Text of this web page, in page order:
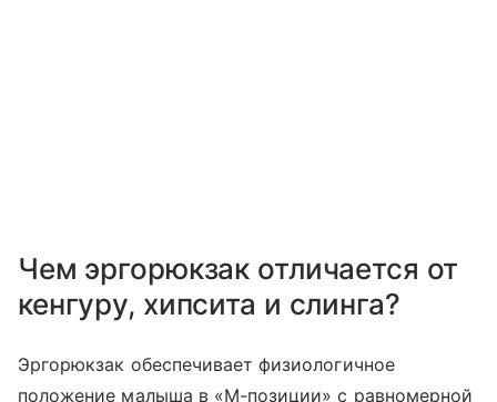
Чем эргорюкзак отличается от
кенгуру, хипсита и слинга?
Эргорюкзак обеспечивает физиологичное
положение малыша в «М-позиции» с равномерной